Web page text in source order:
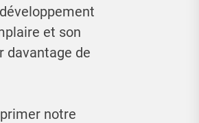
et son
davantage de
notre